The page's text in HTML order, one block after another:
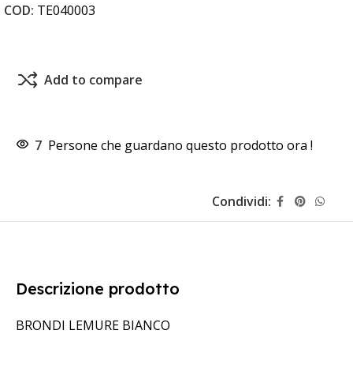
COD: TE040003
Add to compare
7 Persone che guardano questo prodotto ora !
Condividi:
Descrizione prodotto
BRONDI LEMURE BIANCO